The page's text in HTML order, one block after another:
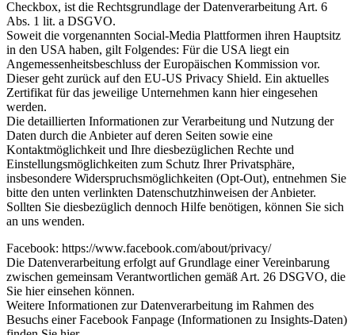
Checkbox, ist die Rechtsgrundlage der Datenverarbeitung Art. 6
Abs. 1 lit. a DSGVO.
Soweit die vorgenannten Social-Media Plattformen ihren Hauptsitz
in den USA haben, gilt Folgendes: Für die USA liegt ein
Angemessenheitsbeschluss der Europäischen Kommission vor.
Dieser geht zurück auf den EU-US Privacy Shield. Ein aktuelles
Zertifikat für das jeweilige Unternehmen kann hier eingesehen
werden.
Die detaillierten Informationen zur Verarbeitung und Nutzung der
Daten durch die Anbieter auf deren Seiten sowie eine
Kontaktmöglichkeit und Ihre diesbezüglichen Rechte und
Einstellungsmöglichkeiten zum Schutz Ihrer Privatsphäre,
insbesondere Widerspruchsmöglichkeiten (Opt-Out), entnehmen Sie
bitte den unten verlinkten Datenschutzhinweisen der Anbieter.
Sollten Sie diesbezüglich dennoch Hilfe benötigen, können Sie sich
an uns wenden.
Facebook: https://www.facebook.com/about/privacy/
Die Datenverarbeitung erfolgt auf Grundlage einer Vereinbarung
zwischen gemeinsam Verantwortlichen gemäß Art. 26 DSGVO, die
Sie hier einsehen können.
Weitere Informationen zur Datenverarbeitung im Rahmen des
Besuchs einer Facebook Fanpage (Informationen zu Insights-Daten)